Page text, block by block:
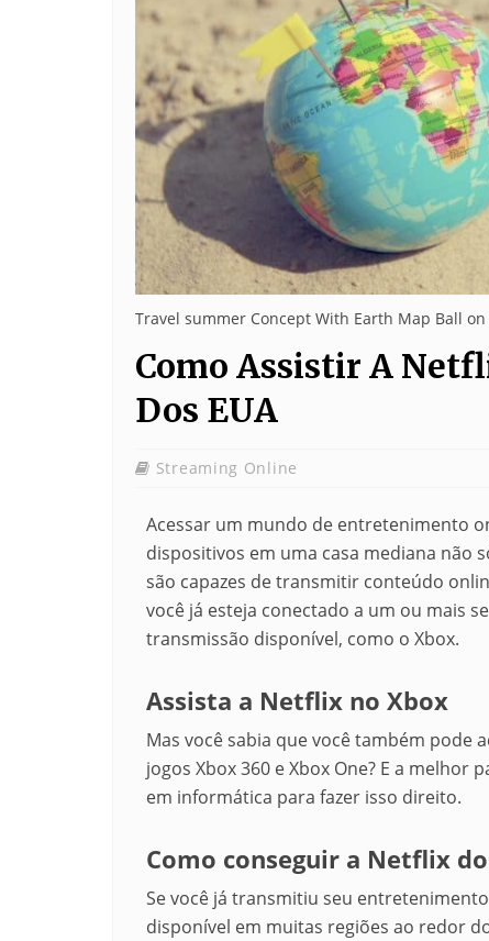
Travel summer Concept With Earth Map Ball on
Como Assistir A
Dos EUA
Streaming Online
Acessar um mundo de entretenimento
dispositivos em uma casa mediana não
são capazes de transmitir conteúdo
você já esteja conectado a um ou mais
transmissão disponível, como o Xbox.
Assista a Netflix no Xbox
Mas você sabia que você também pode
jogos Xbox 360 e Xbox One? E a melhor
em informática para fazer isso direito.
Como conseguir a Netflix
Se você já transmitiu seu
disponível em muitas regiões ao redor